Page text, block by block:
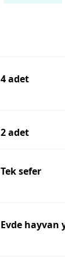
4 adet
2 adet
Tek sefer
Evde hayvan